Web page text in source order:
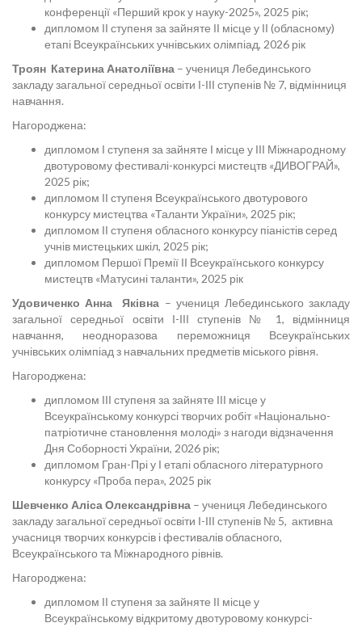
конференції «Перший крок у науку-2025», 2025 рік;
дипломом ІІ ступеня за зайняте ІІ місце у ІІ (обласному)
етапі Всеукраїнських учнівських олімпіад, 2026 рік
Троян Катерина Анатоліївна – учениця Лебединського
закладу загальної середньої освіти І-ІІІ ступенів № 7, відмінниця
навчання.
Нагороджена:
дипломом І ступеня за зайняте І місце у ІІІ Міжнародному
двотуровому фестивалі-конкурсі мистецтв «ДИВОГРАЙ»,
2025 рік;
дипломом ІІ ступеня Всеукраїнського двотурового
конкурсу мистецтва «Таланти України», 2025 рік;
дипломом ІІ ступеня обласного конкурсу піаністів серед
учнів мистецьких шкіл, 2025 рік;
дипломом Першої Премії ІІ Всеукраїнського конкурсу
мистецтв «Матусині таланти», 2025 рік
Удовиченко Анна Яківна – учениця Лебединського закладу
загальної середньої освіти І-ІІІ ступенів № 1, відмінниця
навчання, неодноразова переможниця Всеукраїнських
учнівських олімпіад з навчальних предметів міського рівня.
Нагороджена:
дипломом ІІІ ступеня за зайняте ІІІ місце у
Всеукраїнському конкурсі творчих робіт «Національно-
патріотичне становлення молоді» з нагоди відзначення
Дня Соборності України, 2026 рік;
дипломом Гран-Прі у І етапі обласного літературного
конкурсу «Проба пера», 2025 рік
Шевченко Аліса Олександрівна – учениця Лебединського
закладу загальної середньої освіти І-ІІІ ступенів № 5, активна
учасниця творчих конкурсів і фестивалів обласного,
Всеукраїнського та Міжнародного рівнів.
Нагороджена:
дипломом ІІ ступеня за зайняте ІІ місце у
Всеукраїнському відкритому двотуровому конкурсі-